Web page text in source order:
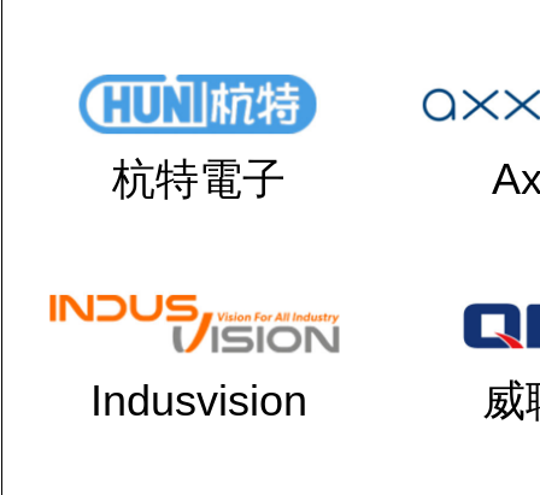
杭特電子
Indusvision 威